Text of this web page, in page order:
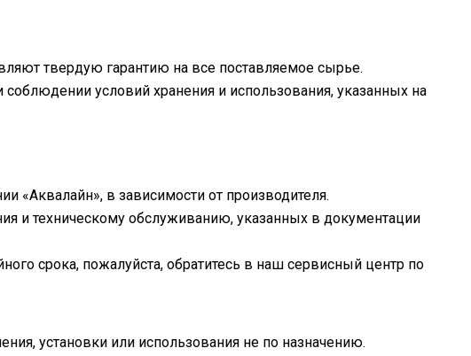
твердую гарантию на все поставляемое сырье.
условий хранения и использования, указанных на
«Аквалайн», в зависимости от производителя.
и техническому обслуживанию, указанных в документации
срока, пожалуйста, обратитесь в наш сервисный центр по
установки или использования не по назначению.